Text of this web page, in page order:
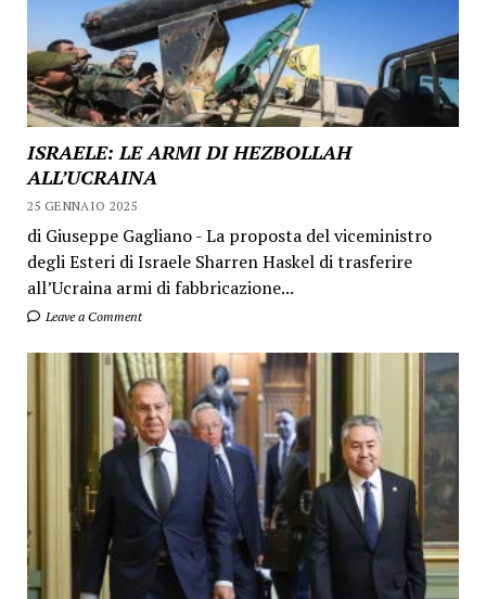
ISRAELE: LE ARMI DI HEZBOLLAH
ALL’UCRAINA
25 GENNAIO 2025
di Giuseppe Gagliano - La proposta del viceministro
degli Esteri di Israele Sharren Haskel di trasferire
all’Ucraina armi di fabbricazione...
Leave a Comment